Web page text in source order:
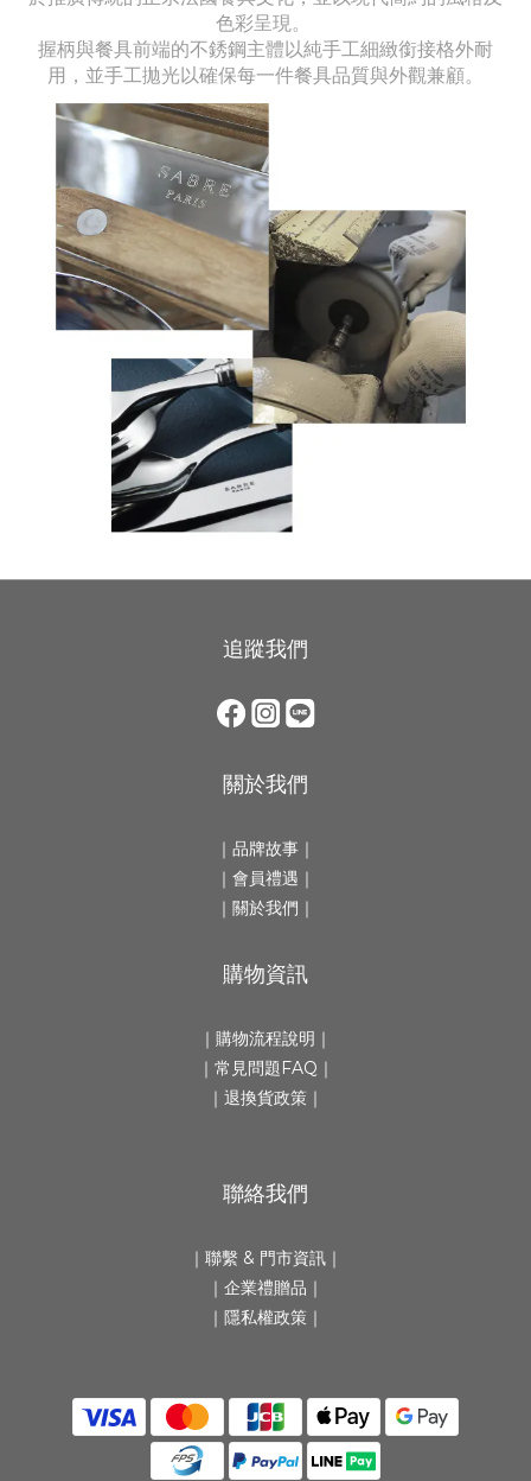
色彩呈現。
握柄與餐具前端的不銹鋼主體以純手工細緻銜接格外耐
用，並手工拋光以確保每一件餐具品質與外觀兼顧。
追蹤我們
關於我們
｜ 品牌故事 ｜
｜會員禮遇｜
｜ 關於我們 ｜
購物資訊
｜ 購物流程說明 ｜
｜ 常見問題FAQ ｜
｜ 退換貨政策 ｜
聯絡我們
｜ 聯繫 & 門市資訊 ｜
｜ 企業禮贈品 ｜
｜隱私權政策｜